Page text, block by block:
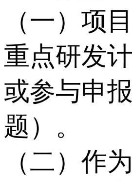
（一）项
重点研发
或参与申
题）。
（二）作